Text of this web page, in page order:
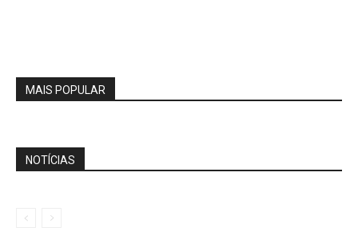
MAIS POPULAR
NOTÍCIAS